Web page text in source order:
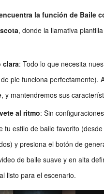
la función de Baile
, donde la llamativa
clara: Todo lo que necesita
pie funciona perfectamente).
y mantendremos sus
al ritmo: Sin
tu estilo de baile favorito
y presiona el botón de
de baile suave y en alta
listo para el escenario.